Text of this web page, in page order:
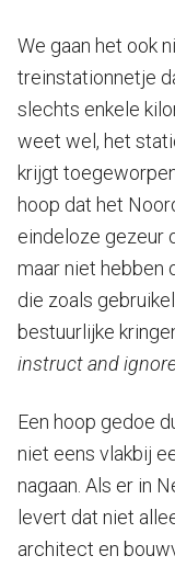
We gaan het ook
treinstationnetje
slechts enkele
weet wel, het
krijgt
hoop dat het
eindeloze gezeur
maar niet hebben
die zoals
bestuurlijke
instruct and
Een hoop gedoe
niet eens vlakbij
nagaan. Als er in
levert dat niet
architect en